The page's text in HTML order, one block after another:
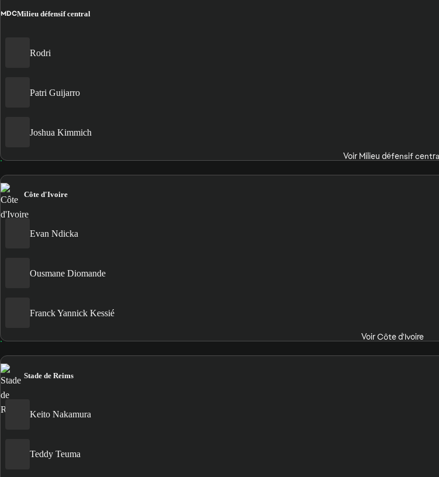
MDCMilieu défensif central
Rodri
Patri Guijarro
Joshua Kimmich
Voir Milieu défensif
Côte d'Ivoire
Evan Ndicka
Ousmane Diomande
Franck Yannick Kessié
Voir Côte d'Ivoire
Stade de Reims
Keito Nakamura
Teddy Teuma